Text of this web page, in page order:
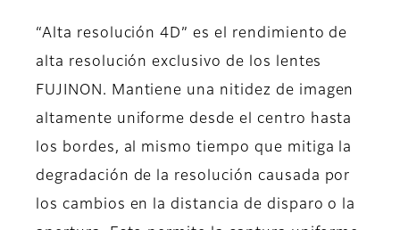
“Alta resolución 4D” es el rendimiento de
alta resolución exclusivo de los lentes
FUJINON. Mantiene una nitidez de imagen
altamente uniforme desde el centro hasta
los bordes, al mismo tiempo que mitiga la
degradación de la resolución causada por
los cambios en la distancia de disparo o la